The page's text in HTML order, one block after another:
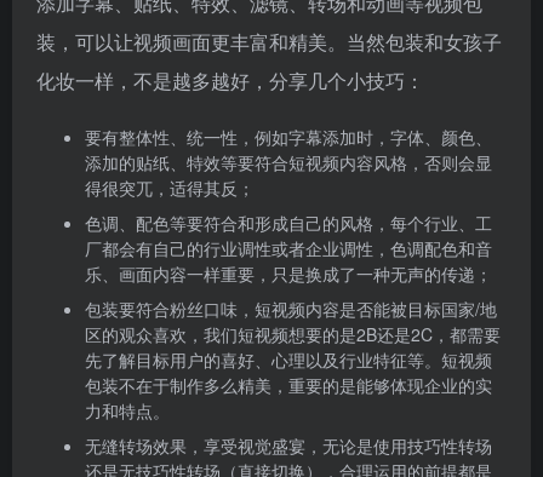
乐、画面内容一样重要，只是换成了一种无声的传递；
包装要符合粉丝口味，短视频内容是否能被目标国家/地
区的观众喜欢，我们短视频想要的是2B还是2C，都需要
先了解目标用户的喜好、心理以及行业特征等。短视频
包装不在于制作多么精美，重要的是能够体现企业的实
力和特点。
无缝转场效果，享受视觉盛宴，无论是使用技巧性转场
还是无技巧性转场（直接切换），合理运用的前提都是
依据各种技巧的表现特点，结合所表达的内容，使转场
流畅而有趣。
（七）视频封面设计
短视频观看具有“三秒原则”，第一眼就看到的封面很重
要，应让用户从封面中就了解到你想讲的故事，好看的
封面可以提高视频的点击率。